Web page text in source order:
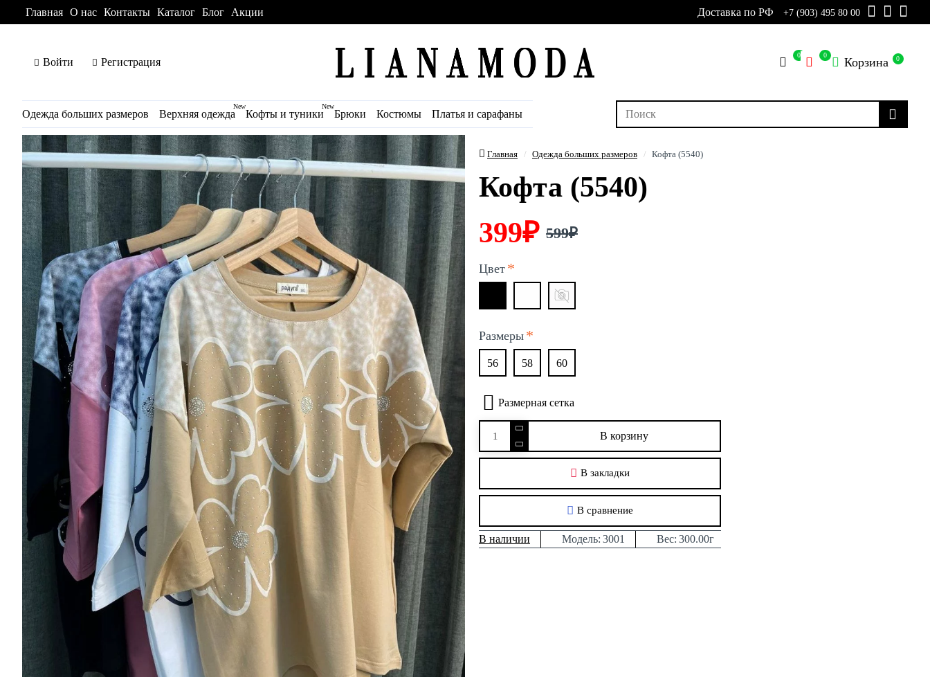
Главная О нас Контакты Каталог Блог Акции Доставка по РФ +7 (903) 495 80 00
Войти Регистрация
0 0 Корзина 0
Одежда больших размеров Верхняя одежда
New
Кофты и туники
New
Брюки Костюмы Платья и сарафаны
Главная Одежда больших размеров Кофта (5540)
Кофта (5540)
В наличии Модель: 3001 Вес: 300.00г
399₽ 599₽
Цвет
Размеры
56 58 60
В корзину
В закладки
В сравнение
Размерная сетка